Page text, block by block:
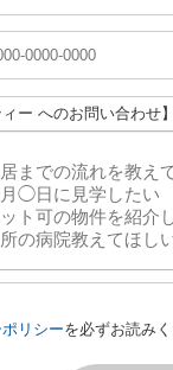
ィー へのお問い合わせ】
リシーを必ずお読み